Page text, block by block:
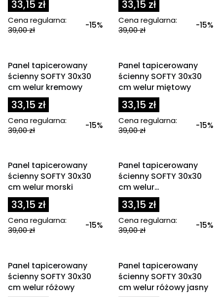
33,15 zł
Cena regularna:
39,00 zł
-15%
33,15 zł
Cena regularna:
39,00 zł
-15%
Panel tapicerowany
ścienny SOFTY 30x30
cm welur kremowy
33,15 zł
Cena regularna:
39,00 zł
-15%
Panel tapicerowany
ścienny SOFTY 30x30
cm welur miętowy
33,15 zł
Cena regularna:
39,00 zł
-15%
Panel tapicerowany
ścienny SOFTY 30x30
cm welur morski
33,15 zł
Cena regularna:
39,00 zł
-15%
Panel tapicerowany
ścienny SOFTY 30x30
cm welur
pomarańczowy
33,15 zł
Cena regularna:
39,00 zł
-15%
Panel tapicerowany
ścienny SOFTY 30x30
cm welur różowy
Panel tapicerowany
ścienny SOFTY 30x30
cm welur różowy jasny